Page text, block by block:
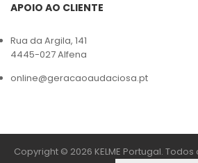
APOIO AO CLIENTE
Rua da Argila, 141
4445-027 Alfena
online@geracaoaudaciosa.pt
Copyright © 2026 KELME Portugal.